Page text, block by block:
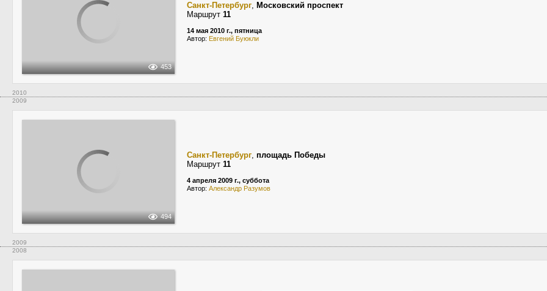
453
Санкт-Петербург, Московский проспект
Маршрут 11
14 мая 2010 г., пятница
Автор: Евгений Буюкли
2010
2009
494
Санкт-Петербург, площадь Победы
Маршрут 11
4 апреля 2009 г., суббота
Автор: Александр Разумов
2009
2008